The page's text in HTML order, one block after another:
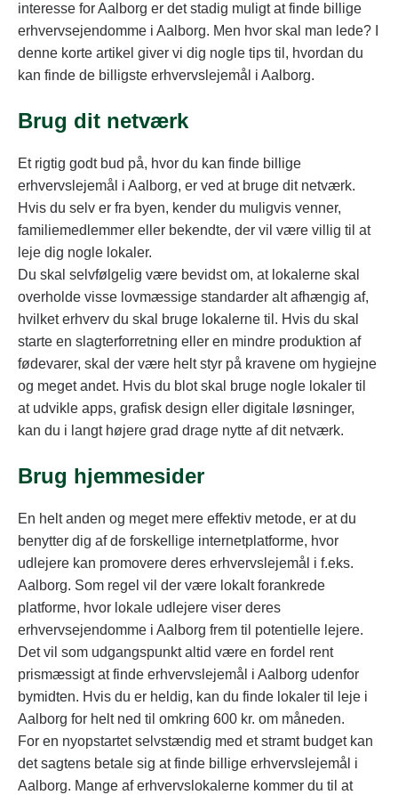
interesse for Aalborg er det stadig muligt at finde billige
erhvervsejendomme i Aalborg. Men hvor skal man lede? I
denne korte artikel giver vi dig nogle tips til, hvordan du
kan finde de billigste erhvervslejemål i Aalborg.
Brug dit netværk
Et rigtig godt bud på, hvor du kan finde billige
erhvervslejemål i Aalborg, er ved at bruge dit netværk.
Hvis du selv er fra byen, kender du muligvis venner,
familiemedlemmer eller bekendte, der vil være villig til at
leje dig nogle lokaler.
Du skal selvfølgelig være bevidst om, at lokalerne skal
overholde visse lovmæssige standarder alt afhængig af,
hvilket erhverv du skal bruge lokalerne til. Hvis du skal
starte en slagterforretning eller en mindre produktion af
fødevarer, skal der være helt styr på kravene om hygiejne
og meget andet. Hvis du blot skal bruge nogle lokaler til
at udvikle apps, grafisk design eller digitale løsninger,
kan du i langt højere grad drage nytte af dit netværk.
Brug hjemmesider
En helt anden og meget mere effektiv metode, er at du
benytter dig af de forskellige internetplatforme, hvor
udlejere kan promovere deres erhvervslejemål i f.eks.
Aalborg. Som regel vil der være lokalt forankrede
platforme, hvor lokale udlejere viser deres
erhvervsejendomme i Aalborg frem til potentielle lejere.
Det vil som udgangspunkt altid være en fordel rent
prismæssigt at finde erhvervslejemål i Aalborg udenfor
bymidten. Hvis du er heldig, kan du finde lokaler til leje i
Aalborg for helt ned til omkring 600 kr. om måneden.
For en nyopstartet selvstændig med et stramt budget kan
det sagtens betale sig at finde billige erhvervslejemål i
Aalborg. Mange af erhvervslokalerne kommer du til at